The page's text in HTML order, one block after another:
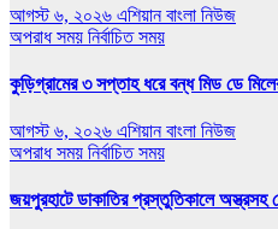
আগস্ট ৬, ২০২৬ এশিয়ান বাংলা নিউজ
অপরাধ সময় নির্বাচিত সময়
কুড়িগ্রামের ৩ সপ্তাহ ধরে বন্ধ মিড ডে
আগস্ট ৬, ২০২৬ এশিয়ান বাংলা নিউজ
অপরাধ সময় নির্বাচিত সময়
জয়পুরহাটে ডাকাতির প্রস্তুতিকালে অস্ত্রসহ